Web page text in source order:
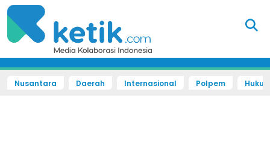
Nusantara Daerah Internasional Polpem